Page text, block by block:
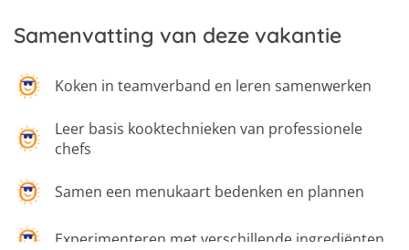
Samenvatting van deze vakantie
Koken in teamverband en leren samenwerken
Leer basis kooktechnieken van professionele
chefs
Samen een menukaart bedenken en plannen
Experimenteren met verschillende ingrediënten